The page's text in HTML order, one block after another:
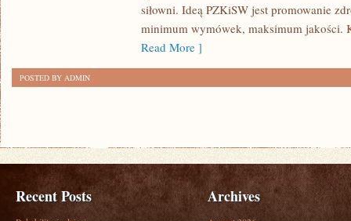
siłowni. Ideą PZKiSW jest promowanie
minimum wymówek, maksimum jakości.
Read More ]
POSTED BY ADMIN
Recent Posts Archives